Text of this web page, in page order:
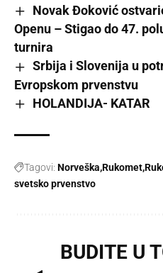
Novak Đoković
Openu – Stigao do 47.
turnira
Srbija i Slovenija u
Evropskom prvenstvu
HOLANDIJA- KATAR
Tagovi: Norveška Rukomet
svetsko prvenstvo
BUDITE U